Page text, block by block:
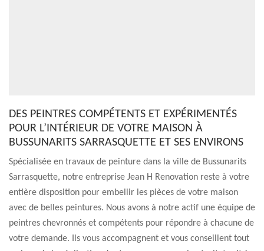
DES PEINTRES COMPÉTENTS ET EXPÉRIMENTÉS
POUR L’INTÉRIEUR DE VOTRE MAISON À
BUSSUNARITS SARRASQUETTE ET SES ENVIRONS
Spécialisée en travaux de peinture dans la ville de Bussunarits
Sarrasquette, notre entreprise Jean H Renovation reste à votre
entière disposition pour embellir les pièces de votre maison
avec de belles peintures. Nous avons à notre actif une équipe de
peintres chevronnés et compétents pour répondre à chacune de
votre demande. Ils vous accompagnent et vous conseillent tout